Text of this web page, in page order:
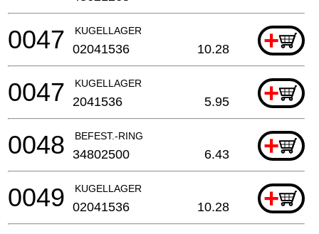
KUGELLAGER +
0047 02041536 10.28
KUGELLAGER +
0047 2041536 5.95
BEFEST.-RING +
0048 34802500 6.43
KUGELLAGER +
0049 02041536 10.28